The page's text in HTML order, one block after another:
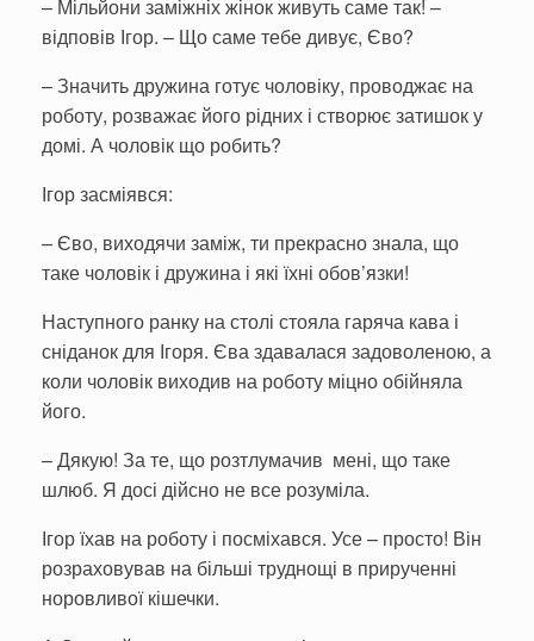
– Мільйони заміжніх жінок живуть саме так! –
відповів Ігор. – Що саме тебе дивує, Єво?
– Значить дружина готує чоловіку, проводжає на
роботу, розважає його рідних і створює затишок у
домі. А чоловік що робить?
Ігор засміявся:
– Єво, виходячи заміж, ти прекрасно знала, що
таке чоловік і дружина і які їхні обов’язки!
Наступного ранку на столі стояла гаряча кава і
сніданок для Ігоря. Єва здавалася задоволеною, а
коли чоловік виходив на роботу міцно обійняла
його.
– Дякую! За те, що розтлумачив мені, що таке
шлюб. Я досі дійсно не все розуміла.
Ігор їхав на роботу і посміхався. Усе – просто! Він
розраховував на більші труднощі в прирученні
норовливої кішечки.